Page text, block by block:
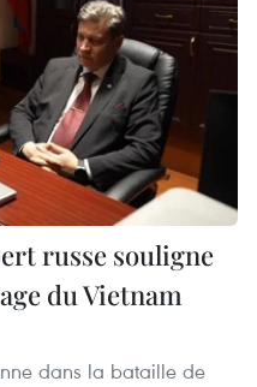
russe souligne
du Vietnam
dans la bataille de